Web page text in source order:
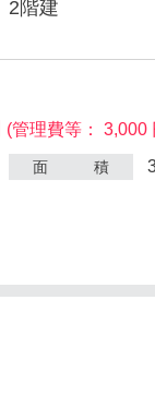
2階建
(管理費等： 3,000
面 積